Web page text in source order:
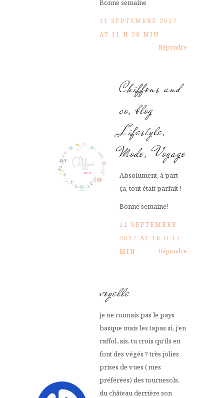
Bonne semaine
11 SEPTEMBRE 2017
AT 11 H 58 MIN
Répondre
Chiffons and
co, blog
Lifestyle,
Mode, Voyage
Absolument, à part
ça, tout était parfait !
Bonne semaine!
11 SEPTEMBRE
2017 AT 18 H 17
MIN
Répondre
voyelle
je ne connais pas le pays
basque mais les tapas si, j’en
raffol..ais, tu crois qu’ils en
font des végés ? très jolies
prises de vues ( mes
préférées) des tournesols,
du château derrière son